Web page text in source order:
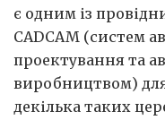
є одним із
CADCAM (систем
проектування та
виробництвом)
декілька таких